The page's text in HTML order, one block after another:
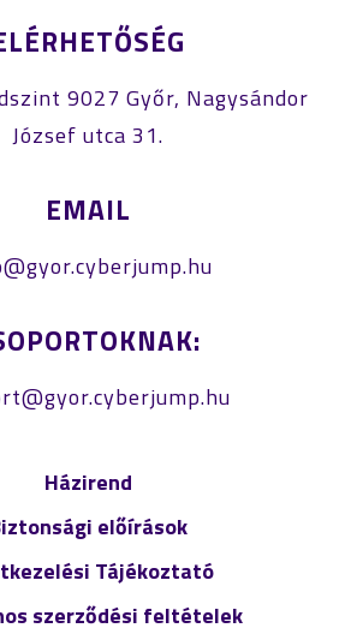
9027 Győr, Nagysándor
József utca 31.
EMAIL
Házirend
előírások
Tájékoztató
szerződési feltételek